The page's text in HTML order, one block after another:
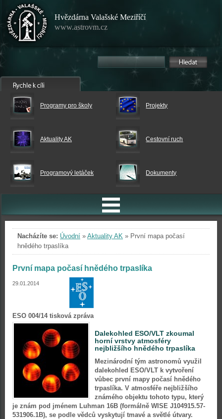
Hvězdárna Valašské Meziříčí
www.astrovm.cz
Programy pro školy Projekty
Aktuality AK Cestovní ruch
Programový letáček Dokumenty
Nacházíte se: Úvodní » Aktuality AK » První mapa počasí
hnědého trpaslíka
První mapa počasí hnědého trpaslíka
29.01.2014
ESO 004/14 tisková zpráva
Dalekohled ESO/VLT zkoumal
horní vrstvy atmosféry
nejbližšího hnědého trpaslíka
Mezinárodní tým astronomů využil
dalekohled ESO/VLT k vytvoření
vůbec první mapy počasí hnědého
trpaslíka. V atmosféře nejbližšího
známého objektu tohoto typu, který
je znám pod jménem Luhman 16B (formálně WISE J104915.57-
531906.1B), se podle vědců vyskytují tmavé a světlé útvary.